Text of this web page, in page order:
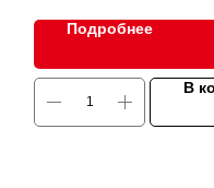
Подробнее
В